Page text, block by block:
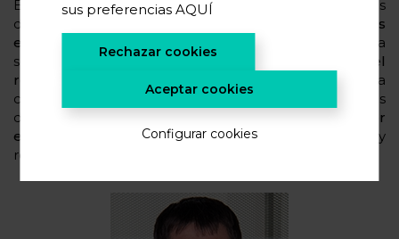
En resumen, dado el aumento actual y futuro de las
demandas energéticas, la introducción de
nuevas
estructuras salinas en el electrolito
deseado podría
ser un enfoque interesante para
mejorar el
rendimiento de la batería
. Por ello, gracias a la
colaboración interdisciplinar de los diferentes grupos
de investigación, CIC energiGUNE pretende
promover
el desarrollo de nuevas salesy el estudio práctico y
real del rendimiento de las mismas.
sus preferenciasAQUÍ
Rechazar cookies
Aceptar cookies
Configurar cookies